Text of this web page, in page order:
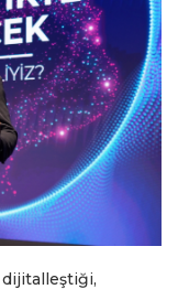
dijitalleştiği,